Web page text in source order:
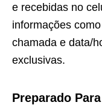
e recebidas no
informações
chamada e data/
exclusivas.
Preparado